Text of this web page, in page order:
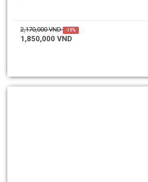
2,170,000 VND -15%
1,850,000 VND